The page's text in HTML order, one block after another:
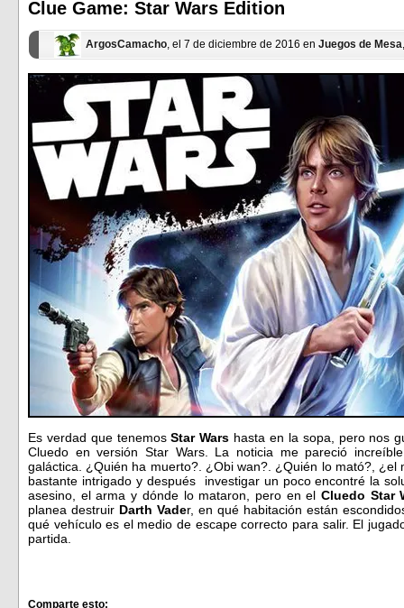
ventana
nueva)
ventana
nueva)
Clue Game: Star Wars Edition
ArgosCamacho, el 7 de diciembre de 2016 en Juegos de Mesa
Es verdad que tenemosStar Wars hasta en la sopa, pero nos
Cluedo en versión Star Wars. La noticia me pareció
galáctica. ¿Quién ha muerto?. ¿Obi wan?. ¿Quién lo mató?,
bastante intrigado y después investigar un poco encontré la
asesino, el arma y dónde lo mataron, pero en elCluedo Star
planea destruir Darth Vader, en qué habitación están
qué vehículo es el medio de escape correcto para salir. El
partida.
Comparte esto: